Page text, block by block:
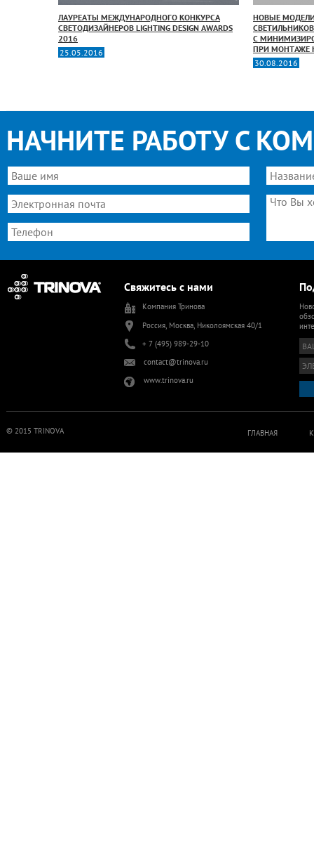
ЛАУРЕАТЫ МЕЖДУНАРОДНОГО КОНКУРСА
СВЕТОДИЗАЙНЕРОВ LIGHTING DESIGN AWARDS
2016
25.05.2016
НОВЫЕ
СВЕТИЛЬНИКОВ
С
ПРИ МОНТАЖЕ
30.08.2016
НАЧНИТЕ РАБОТУ С
Свяжитесь с нами
Компания Тринова
Россия, Москва, Николоямская 40/1
+ 7 (495) 989-29-10
contact@trinova.ru
www.trinova.ru
ГЛАВНАЯ
© 2015 TRINOVA